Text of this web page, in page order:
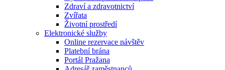
Zdraví a zdravotnictví
Zvířata
Životní prostředí
Elektronické služby
Online rezervace návštěv
Platební brána
Portál Pražana